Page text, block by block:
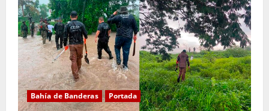
Bahía de Banderas Portada